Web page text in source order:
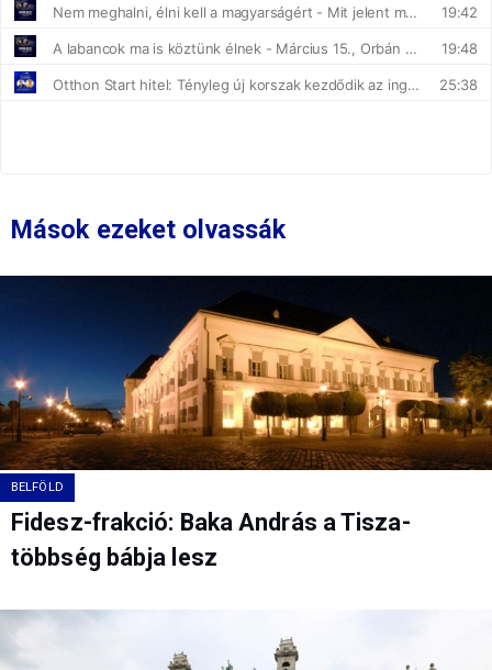
Mások ezeket olvassák
BELFÖLD
Fidesz-frakció: Baka András a Tisza-
többség bábja lesz